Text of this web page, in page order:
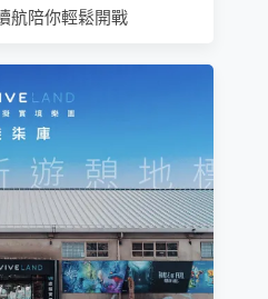
航陪你輕鬆開戰